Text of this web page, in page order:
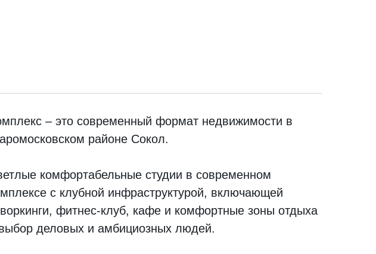
‒ это современный формат недвижимости в
районе Сокол.
комфортабельные студии в современном
с клубной инфраструктурой, включающей
фитнес-клуб, кафе и комфортные зоны отдыха
деловых и амбициозных людей.